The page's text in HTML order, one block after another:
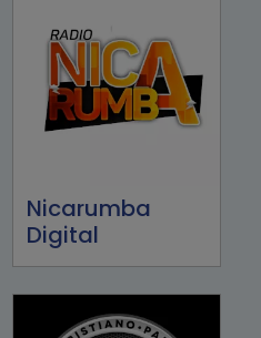
Nicarumba
Digital